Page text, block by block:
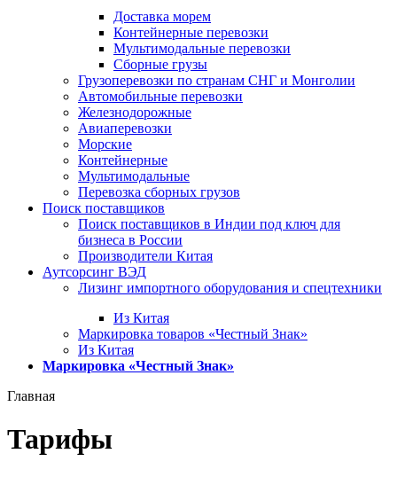
Доставка морем
Контейнерные перевозки
Мультимодальные перевозки
Сборные грузы
Грузоперевозки по странам СНГ и Монголии
Автомобильные перевозки
Железнодорожные
Авиаперевозки
Морские
Контейнерные
Мультимодальные
Перевозка сборных грузов
Поиск поставщиков
Поиск поставщиков в Индии под ключ для
бизнеса в России
Производители Китая
Аутсорсинг ВЭД
Лизинг импортного оборудования и спецтехники
Из Китая
Маркировка товаров «Честный Знак»
Из Китая
Маркировка «Честный Знак»
Главная
Тарифы